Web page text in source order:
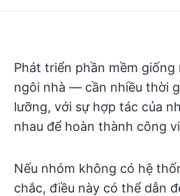
Phát triển phần mềm
ngôi nhà — cần nhiều thời
lưỡng, với sự hợp tác của
nhau để hoàn thành công
Nếu nhóm không có hệ
chắc, điều này có thể dẫn